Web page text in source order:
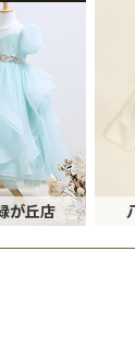
が丘店